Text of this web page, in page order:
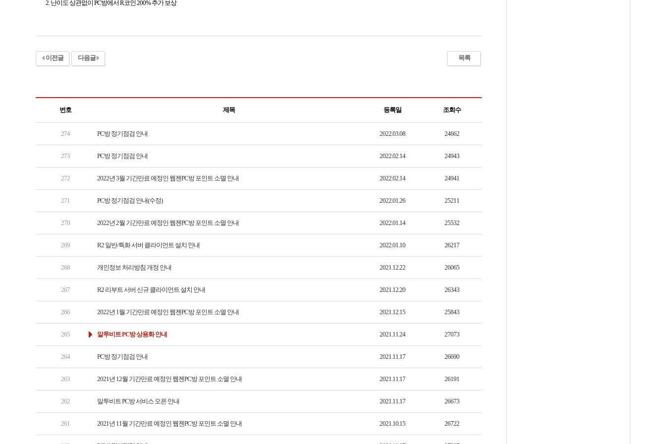
2. 난이도 상관없이 PC방에서 R코인 200% 추가 보상
이전글 다음글 목록
번호 제목 등록일 조회수
274 PC방 정기점검 안내 2022.03.08 24662
273 PC방 정기점검 안내 2022.02.14 24943
272 2022년 3월 기간만료 예정인 웹젠PC방 포인트 소멸 안내 2022.02.14 24941
271 PC방 정기점검 안내(수정) 2022.01.26 25211
270 2022년 2월 기간만료 예정인 웹젠PC방 포인트 소멸 안내 2022.01.14 25532
269 R2 일반/특화 서버 클라이언트 설치 안내 2022.01.10 26217
268 개인정보 처리방침 개정 안내 2021.12.22 26065
267 R2 리부트 서버 신규 클라이언트 설치 안내 2021.12.20 26343
266 2022년 1월 기간만료 예정인 웹젠PC방 포인트 소멸 안내 2021.12.15 25843
265 알투비트 PC방 상용화 안내 2021.11.24 27073
264 PC방 정기점검 안내 2021.11.17 26690
263 2021년 12월 기간만료 예정인 웹젠PC방 포인트 소멸 안내 2021.11.17 26191
262 알투비트 PC방 서비스 오픈 안내 2021.11.17 26673
261 2021년 11월 기간만료 예정인 웹젠PC방 포인트 소멸 안내 2021.10.15 26722